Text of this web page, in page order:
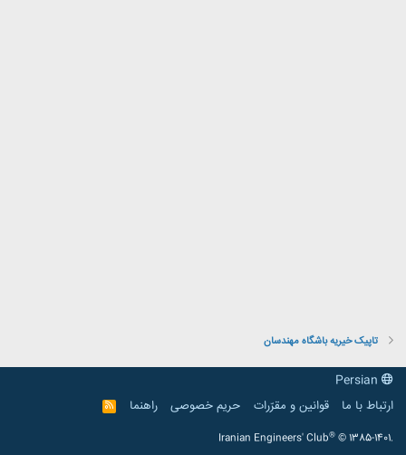
تاپیک خیریه باشگاه مهندسان
ارتباط با ما
قوانین و مقرّرات حریم خصوصی راهنما
R
S
Iranian Engineers' Club® © 1385-1401.